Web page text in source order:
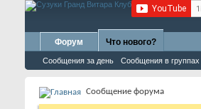
Форум Что нового?
Сообщения за день Сообщения в группах
Сообщение форума